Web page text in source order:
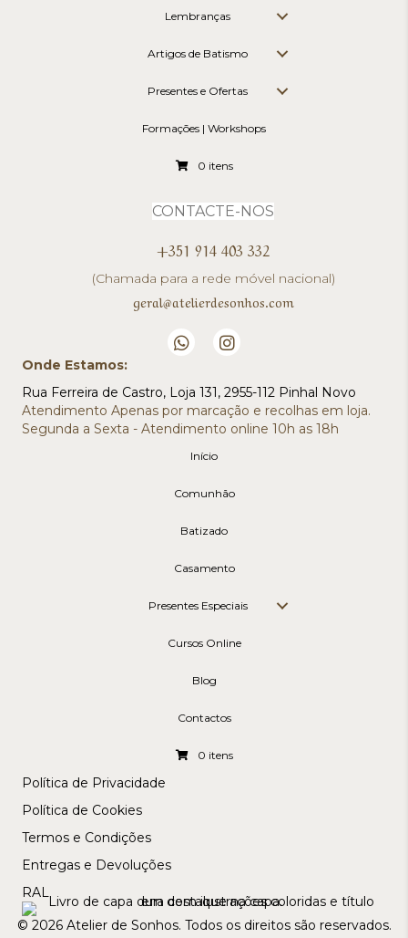
Lembranças
Artigos de Batismo
Presentes e Ofertas
Formações | Workshops
0 itens
CONTACTE-NOS
+351 914 403 332
(Chamada para a rede móvel nacional)
geral@atelierdesonhos.com
Onde Estamos:
Rua Ferreira de Castro, Loja 131, 2955-112 Pinhal Novo
Atendimento Apenas por marcação e recolhas em loja.
Segunda a Sexta - Atendimento online 10h as 18h
Início
Comunhão
Batizado
Casamento
Presentes Especiais
Cursos Online
Blog
Contactos
0 itens
Política de Privacidade
Política de Cookies
Termos e Condições
Entregas e Devoluções
RAL
© 2026 Atelier de Sonhos. Todos os direitos são reservados.